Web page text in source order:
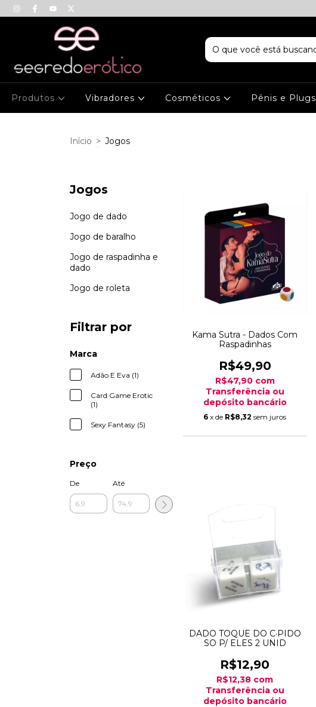
Produtos Vibradores Cosméticos Pênis e Plugs
Início > Jogos
Jogos
Jogo de dado
Jogo de baralho
Jogo de raspadinha e
dado
Jogo de roleta
Filtrar por
Marca
Adão E Eva (1)
Card Game Erotic
(1)
Sexy Fantasy (5)
Preço
De Até
Kama Sutra - Dados Com
Raspadinhas
R$49,90
R$47,90 com
Transferência ou
depósito bancário
6 x de R$8,32 sem juros
DADO TOQUE DO C·PIDO
SO P/ ELES 2 UNID
R$12,90
R$12,38 com
Transferência ou
depósito bancário